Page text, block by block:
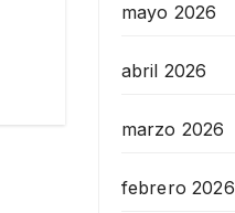
mayo 2026
abril 2026
marzo 2026
febrero 2026